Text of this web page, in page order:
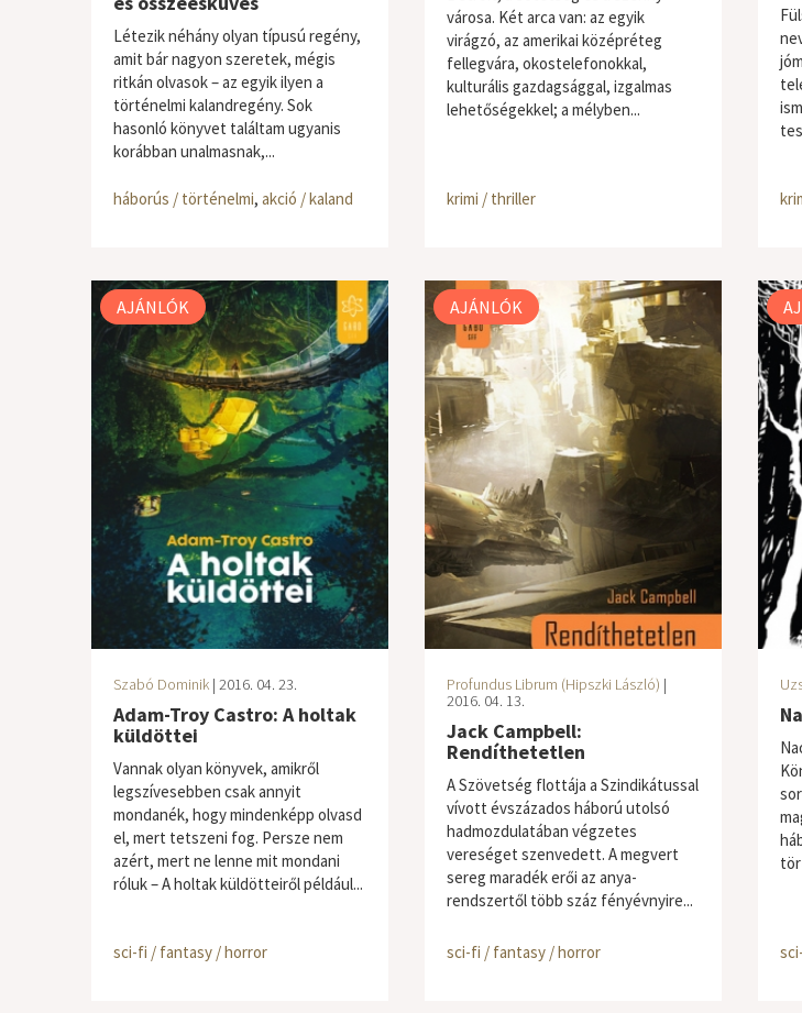
Létezik néhány olyan típusú regény,
amit bár nagyon szeretek, mégis
ritkán olvasok – az egyik ilyen a
történelmi kalandregény. Sok
hasonló könyvet találtam ugyanis
korábban unalmasnak,...
háborús / történelmi, akció / kaland
városa. Két arca van: az egyik
virágzó, az amerikai középréteg
fellegvára, okostelefonokkal,
kulturális gazdagsággal, izgalmas
lehetőségekkel; a mélyben...
krimi / thriller
AJÁNLÓK
Szabó Dominik| 2016. 04. 23.
Adam-Troy Castro: A holtak
küldöttei
Vannak olyan könyvek, amikről
legszívesebben csak annyit
mondanék, hogy mindenképp olvasd
el, mert tetszeni fog. Persze nem
azért, mert ne lenne mit mondani
róluk – A holtak küldötteiről például...
sci-fi / fantasy / horror
AJÁNLÓK
Profundus Librum (Hipszki László) |
2016. 04. 13.
Jack Campbell:
Rendíthetetlen
A Szövetség flottája a Szindikátussal
vívott évszázados háború utolsó
hadmozdulatában végzetes
vereséget szenvedett. A megvert
sereg maradék erői az anya-
rendszertől több száz fényévnyire...
sci-fi / fantasy / horror